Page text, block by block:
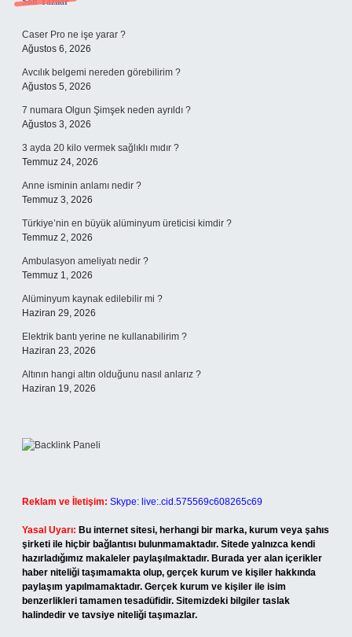
Sidebar
Caser Pro ne işe yarar ?
Ağustos 6, 2026
Avcılık belgemi nereden görebilirim ?
Ağustos 5, 2026
7 numara Olgun Şimşek neden ayrıldı ?
Ağustos 3, 2026
3 ayda 20 kilo vermek sağlıklı mıdır ?
Temmuz 24, 2026
Anne isminin anlamı nedir ?
Temmuz 3, 2026
Türkiye’nin en büyük alüminyum üreticisi kimdir ?
Temmuz 2, 2026
Ambulasyon ameliyatı nedir ?
Temmuz 1, 2026
Alüminyum kaynak edilebilir mi ?
Haziran 29, 2026
Elektrik bantı yerine ne kullanabilirim ?
Haziran 23, 2026
Altının hangi altın olduğunu nasıl anlarız ?
Haziran 19, 2026
Reklam ve İletişim: Skype: live:.cid.575569c608265c69
Yasal Uyarı: Bu internet sitesi, herhangi bir marka, kurum veya şahıs
şirketi ile hiçbir bağlantısı bulunmamaktadır. Sitede yalnızca kendi
hazırladığımız makaleler paylaşılmaktadır. Burada yer alan içerikler
haber niteliği taşımamakta olup, gerçek kurum ve kişiler hakkında
paylaşım yapılmamaktadır. Gerçek kurum ve kişiler ile isim
benzerlikleri tamamen tesadüfidir. Sitemizdeki bilgiler taslak
halindedir ve tavsiye niteliği taşımazlar.